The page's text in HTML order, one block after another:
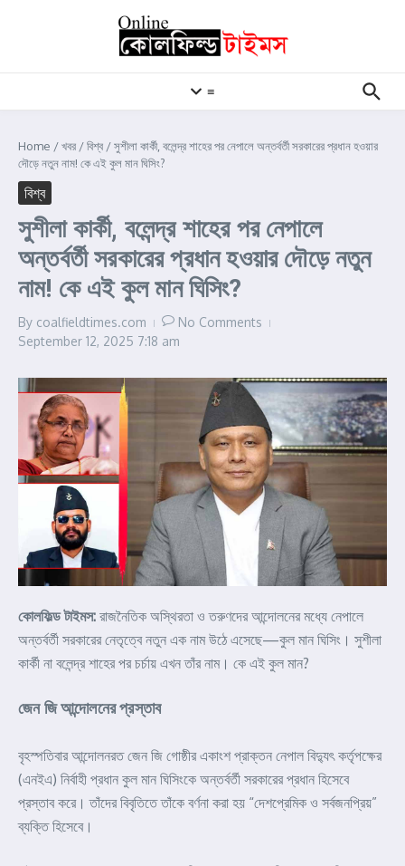
≡
Home /খবর /বিশ্ব /সুশীলা কার্কী, বলেন্দ্র শাহের পর নেপালে অন্তর্বর্তী সরকারের প্রধান হওয়ার
দৌড়ে নতুন নাম! কে এই কুল মান ঘিসিং?
বিশ্ব
সুশীলা কার্কী, বলেন্দ্র শাহের পর নেপালে
অন্তর্বর্তী সরকারের প্রধান হওয়ার দৌড়ে নতুন
নাম! কে এই কুল মান ঘিসিং?
By coalfieldtimes.com
No Comments
September 12, 2025 7:18 am
কোলফিল্ড টাইমস: রাজনৈতিক অস্থিরতা ও তরুণদের আন্দোলনের মধ্যে নেপালে
অন্তর্বর্তী সরকারের নেতৃত্বে নতুন এক নাম উঠে এসেছে—কুল মান ঘিসিং। সুশীলা
কার্কী না বলেন্দ্র শাহের পর চর্চায় এখন তাঁর নাম। কে এই কুল মান?
জেন জি আন্দোলনের প্রস্তাব
বৃহস্পতিবার আন্দোলনরত জেন জি গোষ্ঠীর একাংশ প্রাক্তন নেপাল বিদ্যুৎ কর্তৃপক্ষের
(এনইএ) নির্বাহী প্রধান কুল মান ঘিসিংকে অন্তর্বর্তী সরকারের প্রধান হিসেবে
প্রস্তাব করে। তাঁদের বিবৃতিতে তাঁকে বর্ণনা করা হয় “দেশপ্রেমিক ও সর্বজনপ্রিয়”
ব্যক্তি হিসেবে।